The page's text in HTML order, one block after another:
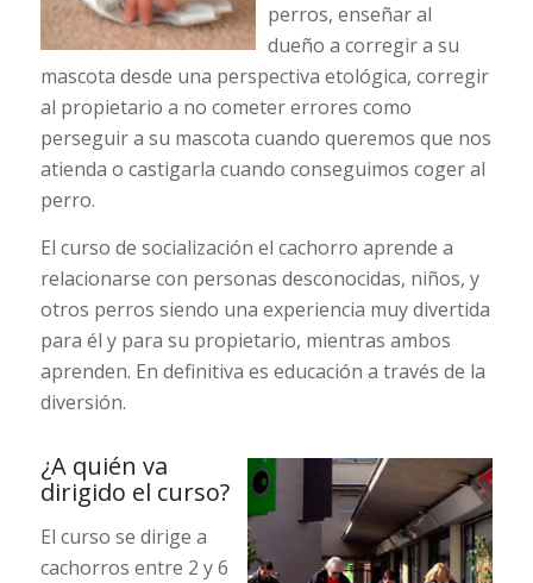
perros, enseñar al
dueño a corregir a su
mascota desde una perspectiva etológica, corregir
al propietario a no cometer errores como
perseguir a su mascota cuando queremos que nos
atienda o castigarla cuando conseguimos coger al
perro.
El curso de socialización el cachorro aprende a
relacionarse con personas desconocidas, niños, y
otros perros siendo una experiencia muy divertida
para él y para su propietario, mientras ambos
aprenden. En definitiva es educación a través de la
diversión.
¿A quién va
dirigido el curso?
El curso se dirige a
cachorros entre 2 y 6